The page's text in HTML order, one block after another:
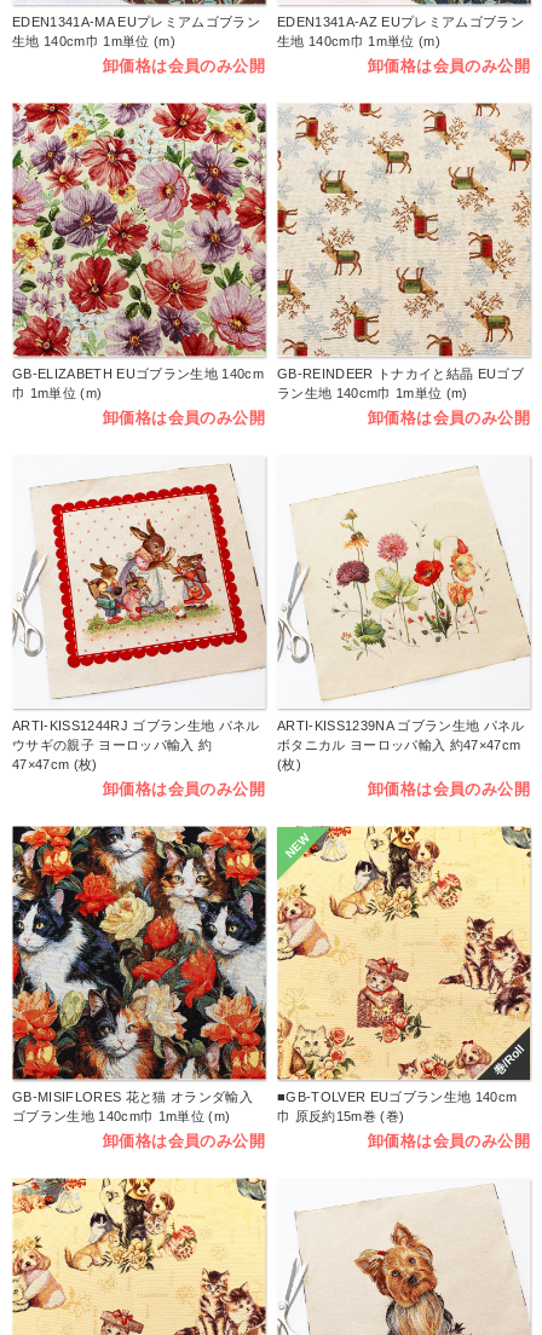
EDEN1341A-MA EUプレミアムゴブラン
生地 140cm巾 1m単位 (m)
卸価格は会員のみ公開
EDEN1341A-AZ EUプレミアムゴブラン
生地 140cm巾 1m単位 (m)
卸価格は会員のみ公開
GB-ELIZABETH EUゴブラン生地 140cm
巾 1m単位 (m)
卸価格は会員のみ公開
GB-REINDEER トナカイと結晶 EUゴブ
ラン生地 140cm巾 1m単位 (m)
卸価格は会員のみ公開
ARTI-KISS1244RJ ゴブラン生地 パネル
ウサギの親子 ヨーロッパ輸入 約
47×47cm (枚)
卸価格は会員のみ公開
ARTI-KISS1239NA ゴブラン生地 パネル
ボタニカル ヨーロッパ輸入 約47×47cm
(枚)
卸価格は会員のみ公開
GB-MISIFLORES 花と猫 オランダ輸入
ゴブラン生地 140cm巾 1m単位 (m)
卸価格は会員のみ公開
NEW
巻/Roll
■GB-TOLVER EUゴブラン生地 140cm
巾 原反約15m巻 (巻)
卸価格は会員のみ公開